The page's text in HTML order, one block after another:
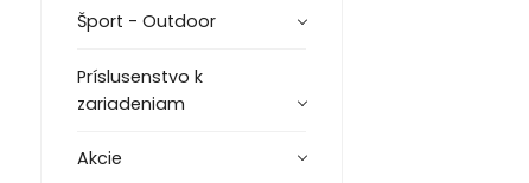
Šport - Outdoor
Príslusenstvo k
zariadeniam
Akcie